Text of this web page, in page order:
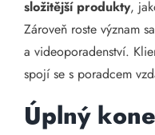
složitější produkty,
Zároveň roste význam
a videoporadenství.
spojí se s poradcem
Úplný